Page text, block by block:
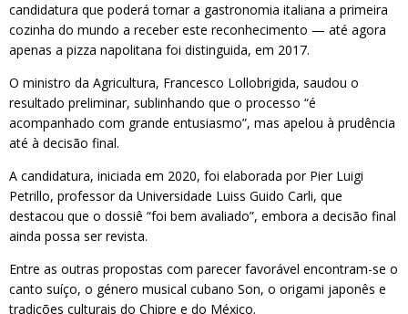
candidatura que poderá tornar a gastronomia italiana a primeira
cozinha do mundo a receber este reconhecimento — até agora
apenas a pizza napolitana foi distinguida, em 2017.
O ministro da Agricultura, Francesco Lollobrigida, saudou o
resultado preliminar, sublinhando que o processo “é
acompanhado com grande entusiasmo”, mas apelou à prudência
até à decisão final.
A candidatura, iniciada em 2020, foi elaborada por Pier Luigi
Petrillo, professor da Universidade Luiss Guido Carli, que
destacou que o dossiê “foi bem avaliado”, embora a decisão final
ainda possa ser revista.
Entre as outras propostas com parecer favorável encontram-se o
canto suíço, o género musical cubano Son, o origami japonês e
tradições culturais do Chipre e do México.